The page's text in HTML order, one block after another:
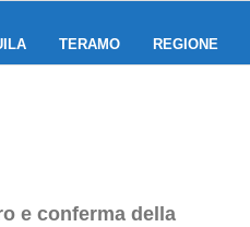
TERAMO REGIONE
e conferma della